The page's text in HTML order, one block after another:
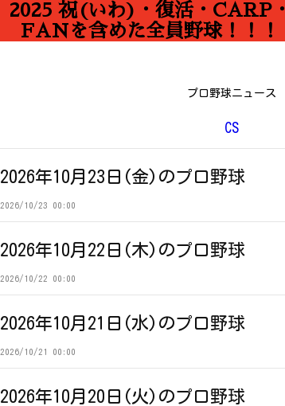
2025 祝(いわ)・復活・CARP・
FANを含めた全員野球！！！
プロ野球ニュース
CS
2026年10月23日(金)のプロ野球
2026/10/23 00:00
2026年10月22日(木)のプロ野球
2026/10/22 00:00
2026年10月21日(水)のプロ野球
2026/10/21 00:00
2026年10月20日(火)のプロ野球